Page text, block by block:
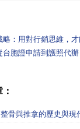
略：用對行銷思維，
台胞證申請到護照代
骨與推拿的歷史與現